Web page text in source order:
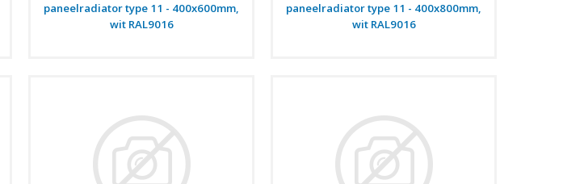
paneelradiator type 11 - 400x600mm,
wit RAL9016
paneelradiator type 11 - 400x800mm,
wit RAL9016